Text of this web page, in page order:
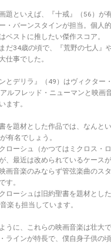
題といえば、『十戒』（56）が有
・バーンスタインが担当。個人
ベストに推したい傑作スコア。
だ34歳の頃で、『荒野の七人』
仕事でした。
とデリラ』（49）はヴィクター
ルフレッド・ニューマンと映画
ます。
を題材とした作品では、なんと
有名でしょう。
ローシュ（かつてはミクロス・
、最近は改められているケース
画音楽のみならず管弦楽曲のス
す。
ローシュは旧約聖書を題材とし
楽も担当しています。
うに、これらの映画音楽は壮大
ラインが特長で、僕自身子供の